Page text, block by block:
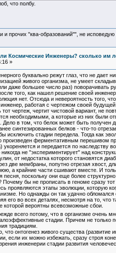
что полбу.
и прочих "ква-образований"", не
Космические Инженеры? сколько им
»
буквально режут глаз, что не
живого организма, не умеет
даже большее число раз) поворачивать
того, как нашел решение своей
нет. Отсюда и невероятность того,
работая с чертежом своей будущей
тот чертеж, чертит чистовой вариант, не
необходимыми, а которые из них были
в том, что белок может быть
синтезированных белков - что-то
стадии передела. Тогда как
произведен ферментативным перешивом
и передается по наследству
не "экспериментирует" над
от недостатка которого становятся
две мембраны, попутно отрезая хвост,
а крайние части сшивают вместе. И
поскольку они еще более
бы не прописать в геноме сразу
проявляются этапы эволюции, которую
Но однажды он так удачно
его во всех деталях, несмотря на то,
которой вероятны всевозможные сбои.
всего потому, что в организме очень
стадии. Причем не
традициям.
что онтогенез живого существа
если их можно избежать, сразу строя
инженерии стадии развития